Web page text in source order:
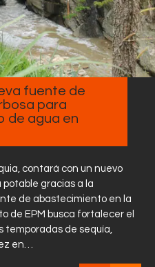
fuente de
para
de agua en
contará con un nuevo
gracias a la
de abastecimiento en la
de EPM busca fortalecer el
temporadas de sequía,
en…